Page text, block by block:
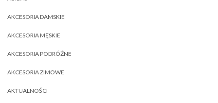
AKCESORIA DAMSKIE
AKCESORIA MĘSKIE
AKCESORIA PODRÓŻNE
AKCESORIA ZIMOWE
AKTUALNOŚCI